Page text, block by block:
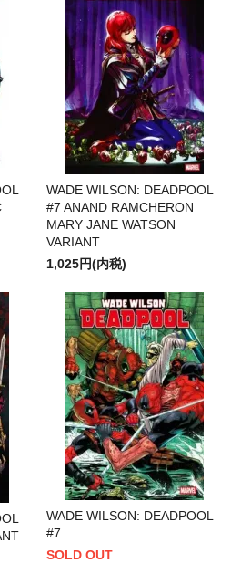
WADE WILSON: DEADPOOL
#7 ANAND RAMCHERON
MARY JANE WATSON
VARIANT
1,025円(内税)
WADE WILSON: DEADPOOL
#7
SOLD OUT